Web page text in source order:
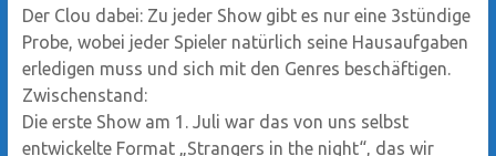
Der Clou dabei: Zu jeder Show gibt es nur eine 3stündige
Probe, wobei jeder Spieler natürlich seine Hausaufgaben
erledigen muss und sich mit den Genres beschäftigen.
Zwischenstand:
Die erste Show am 1. Juli war das von uns selbst
entwickelte Format „Strangers in the night“, das wir